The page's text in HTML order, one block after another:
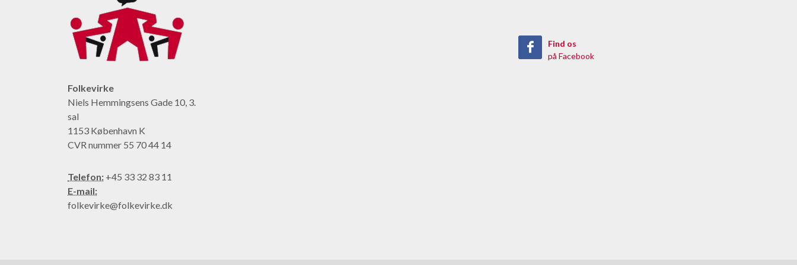
Folkevirke
Niels Hemmingsens Gade 10, 3.
sal
1153 København K
CVR nummer 55 70 44 14
Telefon: +45 33 32 83 11
E-mail:
folkevirke@folkevirke.dk
Find os
på Facebook